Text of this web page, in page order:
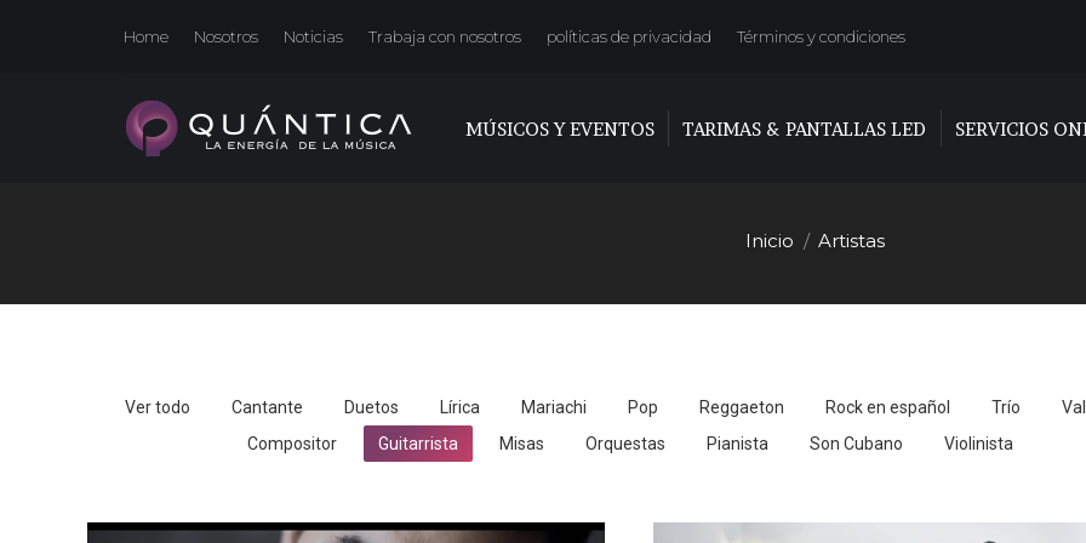
Home Nosotros Noticias Trabaja con nosotros políticas de privacidad Términos y condiciones
MÚSICOS Y EVENTOS TARIMAS & PANTALLAS LED SERVICIOS
Estás aquí:
Inicio Artistas
Ver todo Cantante Duetos Lírica Mariachi Pop Reggaeton Rock en español Trío
Compositor
Guitarrista Misas Orquestas Pianista Son Cubano Violinista